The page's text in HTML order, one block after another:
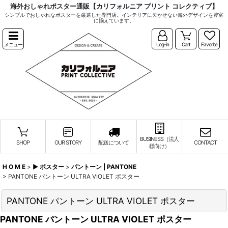
海外おしゃれポスター通販【カリフォルニア プリント コレクティブ】
シンプルでおしゃれなポスターを厳選した専門店。インテリアに欠かせない海外デザインを豊富
に揃えています。
メニュー Log-in Cart Favorite
SHOP OUR STORY 配送について
BUSINESS（法人
様向け）
CONTACT
H O M E > ▶︎ ポスター > パントーン | PANTONE
> PANTONE パントーン ULTRA VIOLET ポスター
PANTONE パントーン ULTRA VIOLET ポスター
PANTONE パントーン ULTRA VIOLET ポスター